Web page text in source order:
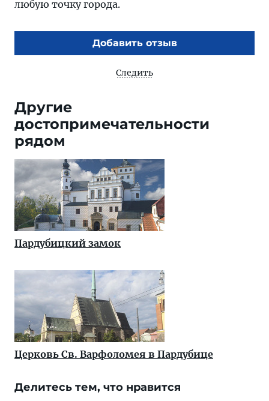
любую точку города.
Добавить отзыв
Следить
Другие
достопримечательности
рядом
Пардубицкий замок
Церковь Св. Варфоломея в Пардубице
Делитесь тем, что нравится